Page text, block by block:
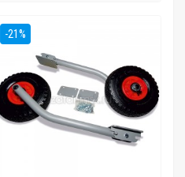
-21%